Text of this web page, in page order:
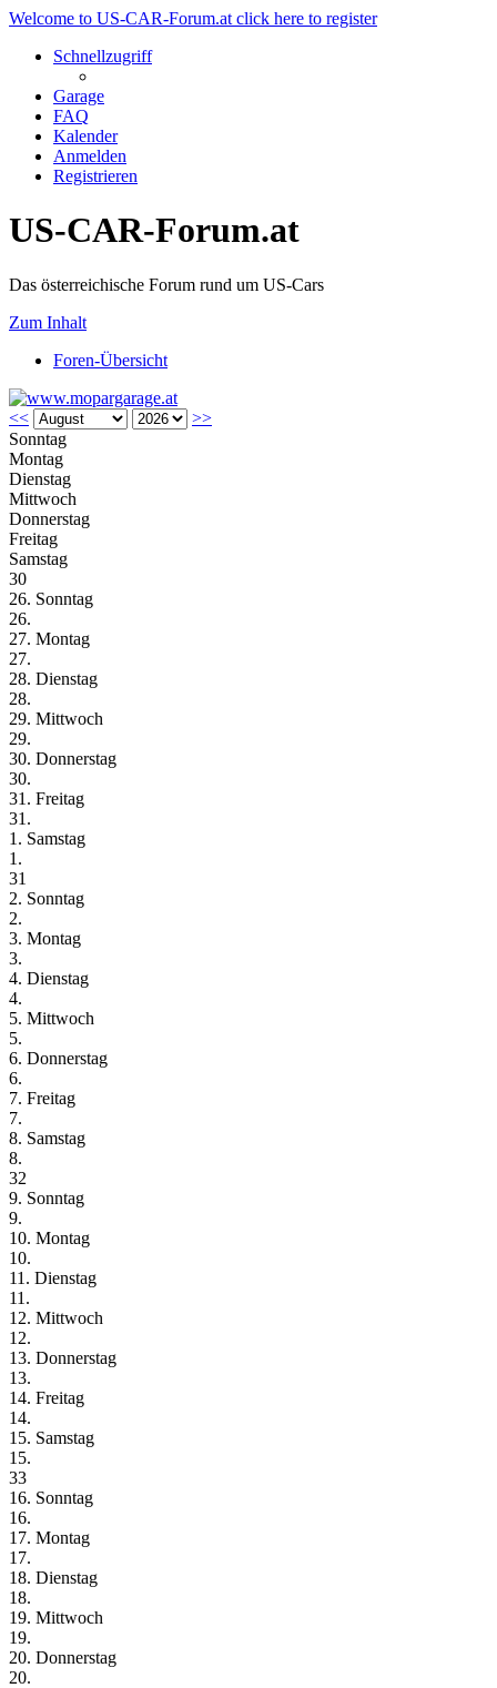
Welcome to US-CAR-Forum.at click here to register
Schnellzugriff
Garage
FAQ
Kalender
Anmelden
Registrieren
US-CAR-Forum.at
Das österreichische Forum rund um US-Cars
Zum Inhalt
Foren-Übersicht
<<
>>
Sonntag
Montag
Dienstag
Mittwoch
Donnerstag
Freitag
Samstag
30
26. Sonntag
26.
27. Montag
27.
28. Dienstag
28.
29. Mittwoch
29.
30. Donnerstag
30.
31. Freitag
31.
1. Samstag
1.
31
2. Sonntag
2.
3. Montag
3.
4. Dienstag
4.
5. Mittwoch
5.
6. Donnerstag
6.
7. Freitag
7.
8. Samstag
8.
32
9. Sonntag
9.
10. Montag
10.
11. Dienstag
11.
12. Mittwoch
12.
13. Donnerstag
13.
14. Freitag
14.
15. Samstag
15.
33
16. Sonntag
16.
17. Montag
17.
18. Dienstag
18.
19. Mittwoch
19.
20. Donnerstag
20.